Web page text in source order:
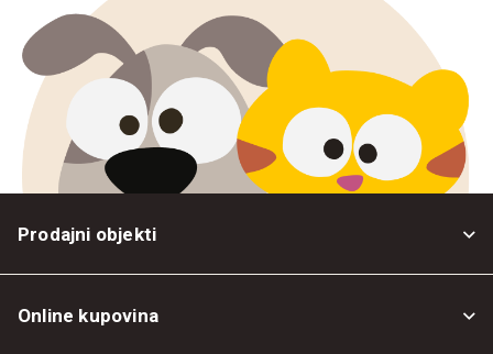
Prodajni objekti
Online kupovina